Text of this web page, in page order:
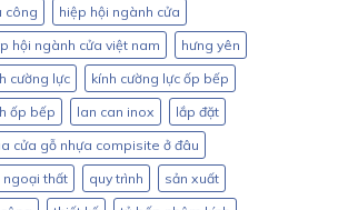
công
hiệp hội ngành cửa
hội ngành cửa việt nam
hưng yên
cường lực
kính cường lực ốp bếp
ốp bếp
lan can inox
lắp đặt
cửa gỗ nhựa compisite ở đâu
ngoại thất
quy trình
sản xuất